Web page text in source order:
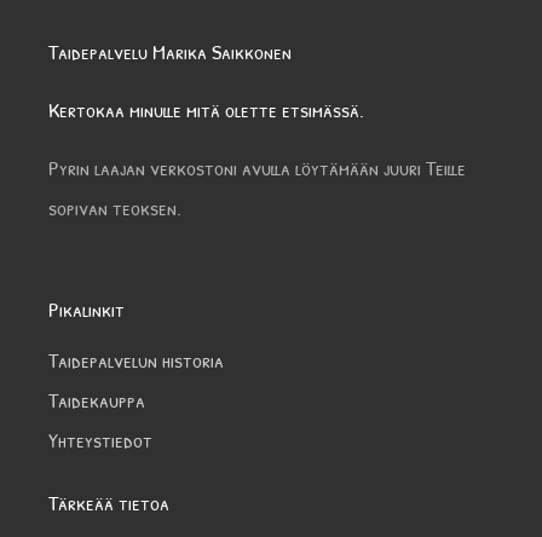
Taidepalvelu Marika Saikkonen
Kertokaa minulle mitä olette etsimässä.
Pyrin laajan verkostoni avulla löytämään juuri Teille
sopivan teoksen.
Pikalinkit
Taidepalvelun historia
Taidekauppa
Yhteystiedot
Tärkeää tietoa